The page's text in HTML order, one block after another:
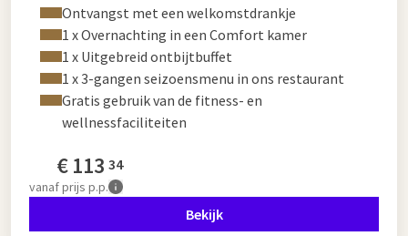
Ontvangst met een welkomstdrankje
1 x Overnachting in een Comfort kamer
1 x Uitgebreid ontbijtbuffet
1 x 3-gangen seizoensmenu in ons restaurant
Gratis gebruik van de fitness- en
wellnessfaciliteiten
€113 34
vanafprijs p.p.
Bekijk